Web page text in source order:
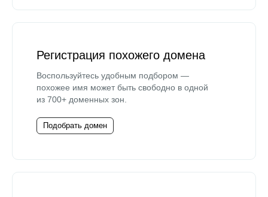
Регистрация похожего домена
Воспользуйтесь удобным подбором —
похожее имя может быть свободно в одной
из 700+ доменных зон.
Подобрать домен